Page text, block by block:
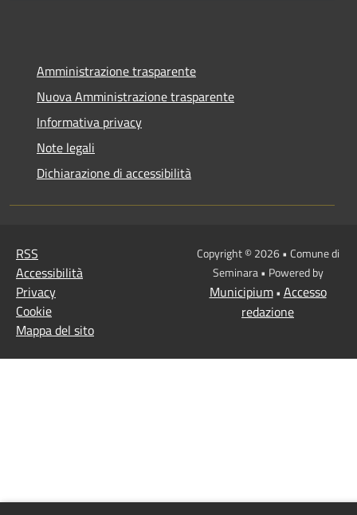
Amministrazione trasparente
Nuova Amministrazione trasparente
Informativa privacy
Note legali
Dichiarazione di accessibilità
RSS
Accessibilità
Privacy
Cookie
Mappa del sito
Copyright © 2026 • Comune di
Seminara • Powered by
Municipium• Accesso
redazione